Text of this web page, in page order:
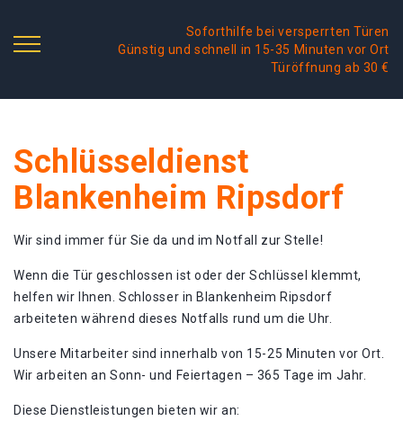
Soforthilfe bei versperrten Türen
Günstig und schnell in 15-35 Minuten vor Ort
Türöffnung ab 30 €
Schlüsseldienst
Blankenheim Ripsdorf
Wir sind immer für Sie da und im Notfall zur Stelle!
Wenn die Tür geschlossen ist oder der Schlüssel klemmt,
helfen wir Ihnen. Schlosser in Blankenheim Ripsdorf
arbeiteten während dieses Notfalls rund um die Uhr.
Unsere Mitarbeiter sind innerhalb von 15-25 Minuten vor Ort.
Wir arbeiten an Sonn- und Feiertagen – 365 Tage im Jahr.
Diese Dienstleistungen bieten wir an: